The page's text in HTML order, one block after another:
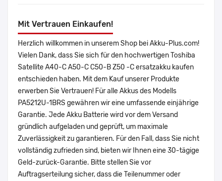
Mit Vertrauen Einkaufen!
Herzlich willkommen in unserem Shop bei Akku-Plus.com!
Vielen Dank, dass Sie sich für den hochwertigen Toshiba
Satellite A40-C A50-C C50-B Z50 -C ersatzakku kaufen
entschieden haben. Mit dem Kauf unserer Produkte
erwerben Sie Vertrauen! Für alle Akkus des Modells
PA5212U-1BRS gewähren wir eine umfassende einjährige
Garantie. Jede Akku Batterie wird vor dem Versand
gründlich aufgeladen und geprüft, um maximale
Zuverlässigkeit zu garantieren. Für den Fall, dass Sie nicht
vollständig zufrieden sind, bieten wir Ihnen eine 30-tägige
Geld-zurück-Garantie. Bitte stellen Sie vor
Auftragserteilung sicher, dass die Teilenummer oder